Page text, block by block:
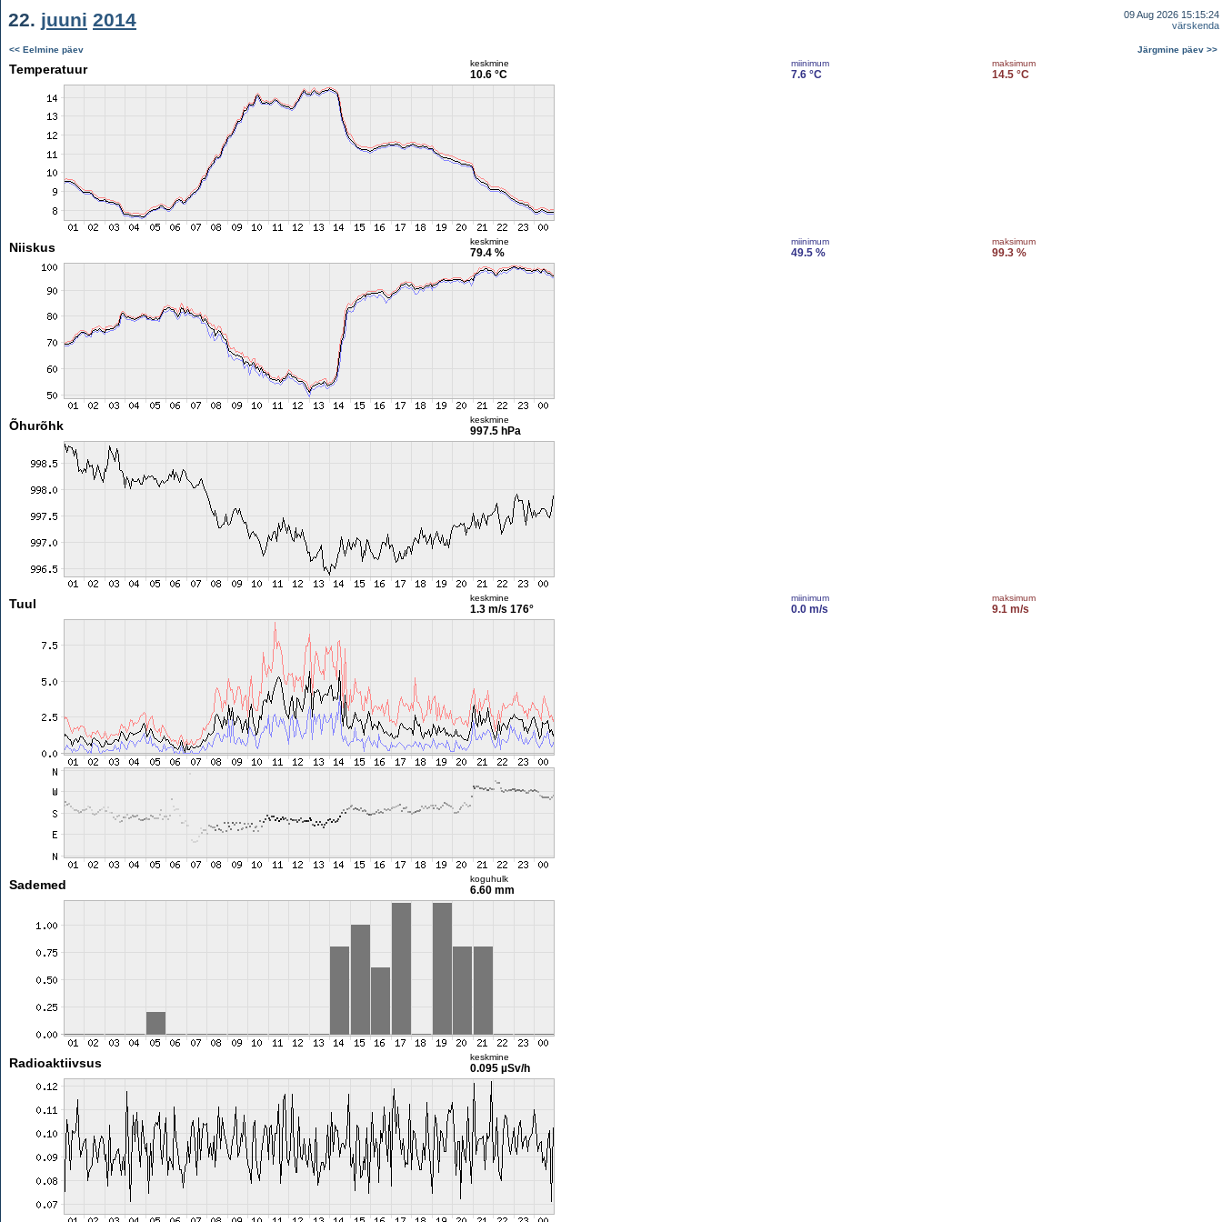
22. juuni 2014
09 Aug 2026 15:15:24
värskenda
<< Eelmine päev Järgmine päev >>
Temperatuur keskmine
10.6 °C
miinimum
7.6 °C
maksimum
14.5 °C
Niiskus keskmine
79.4 %
miinimum
49.5 %
maksimum
99.3 %
Õhurõhk keskmine
997.5 hPa
Tuul keskmine
1.3 m/s 176°
miinimum
0.0 m/s
maksimum
9.1 m/s
Sademed koguhulk
6.60 mm
Radioaktiivsus keskmine
0.095 µSv/h